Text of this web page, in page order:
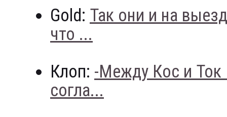
Gold: Так они и на
что ...
Клоп: -Между Кос и
согла...